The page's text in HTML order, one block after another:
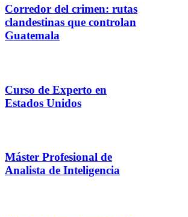
Corredor del crimen: rutas
clandestinas que controlan
Guatemala
Curso de Experto en
Estados Unidos
Máster Profesional de
Analista de Inteligencia